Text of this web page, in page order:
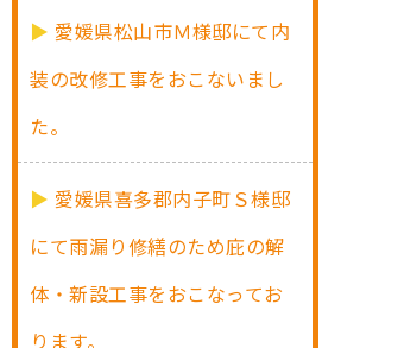
愛媛県松山市Ｍ様邸にて内
装の改修工事をおこないまし
た。
愛媛県喜多郡内子町Ｓ様邸
にて雨漏り修繕のため庇の解
体・新設工事をおこなってお
ります。